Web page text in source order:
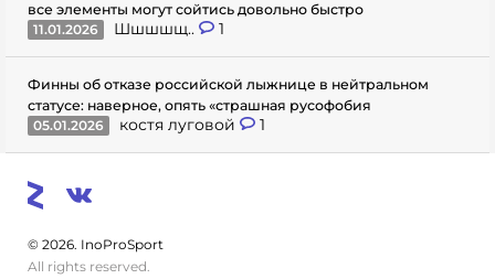
все элементы могут сойтись довольно быстро
11.01.2026
Шшшшщ.. 1
Финны об отказе российской лыжнице в нейтральном
статусе: наверное, опять «страшная русофобия
05.01.2026
костя луговой 1
© 2026. InoProSport
All rights reserved.